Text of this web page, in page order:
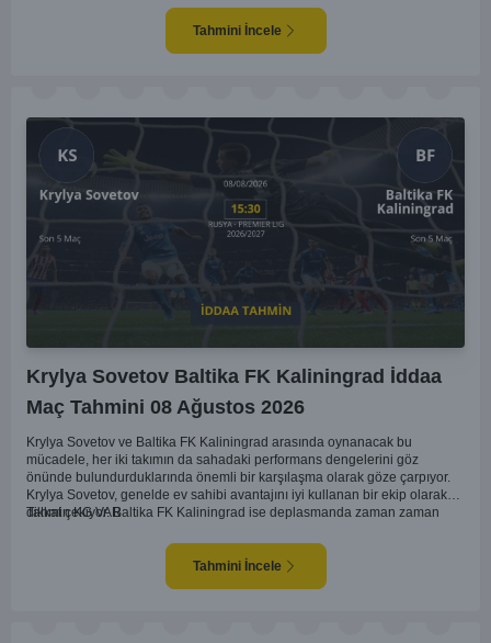
ve güçlü ekipler karşısında istikrarlı bir performans sergilemekte
zorlanabilirler. Lokomotiv Moscow'un mevcut form durumunun ve evinde
oynama avantajının, bu karşılaşmada belirleyici olması muhtemel
Tahmini İncele
Krylya Sovetov Baltika FK Kaliningrad İddaa
Maç Tahmini 08 Ağustos 2026
Krylya Sovetov ve Baltika FK Kaliningrad arasında oynanacak bu
mücadele, her iki takımın da sahadaki performans dengelerini göz
önünde bulundurduklarında önemli bir karşılaşma olarak göze çarpıyor.
Krylya Sovetov, genelde ev sahibi avantajını iyi kullanan bir ekip olarak
dikkat çekiyor. Baltika FK Kaliningrad ise deplasmanda zaman zaman
ve seyirci desteğini arkasına alarak gol yollarında etkili olması, maçın
seyrini değiştirebilecek bir faktör olarak değerlendiriliyor. Bununla birlikte,
Baltika'nın savunma direncini kırabilmesi, maçı daha heyecanlı hale
Tahmin KG VAR
Tahmini İncele